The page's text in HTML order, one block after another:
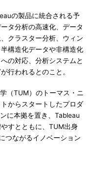
の製品に統合される予
タ分析の高速化、データ
クラスター分析、ウィン
構造化データや非構造化
の対応、分析システムと
行われるとのこと。
（TUM）のトーマス・ニ
からスタートしたプロダ
に本拠を置き、Tableau
すとともに、TUM出身
つながるイノベーション